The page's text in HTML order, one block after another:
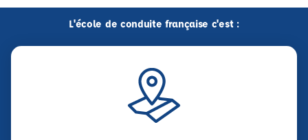
L'école de conduite française c'est :